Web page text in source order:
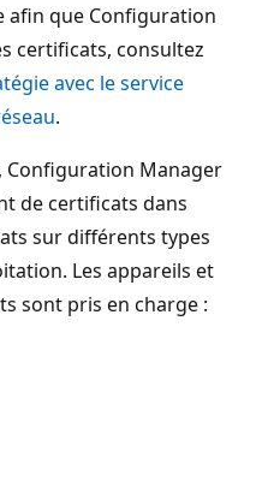
afin que Configuration
certificats, consultez
avec le service
.
Configuration Manager
de certificats dans
sur différents types
Les appareils et
sont pris en charge :